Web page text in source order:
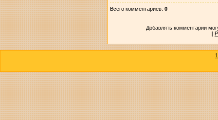
Всего комментариев: 0
Добавлять комментарии
[